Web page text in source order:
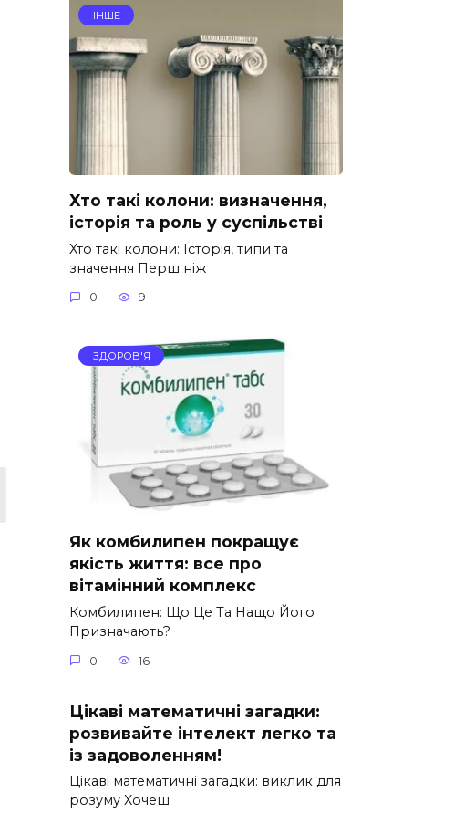
ІНШЕ
Хто такі колони: визначення,
історія та роль у суспільстві
Хто такі колони: Історія, типи та
значення Перш ніж
0 9
ЗДОРОВ'Я
Як комбилипен покращує
якість життя: все про
вітамінний комплекс
Комбилипен: Що Це Та Нащо Його
Призначають?
0 16
Цікаві математичні загадки:
розвивайте інтелект легко та
із задоволенням!
Цікаві математичні загадки: виклик для
розуму Хочеш